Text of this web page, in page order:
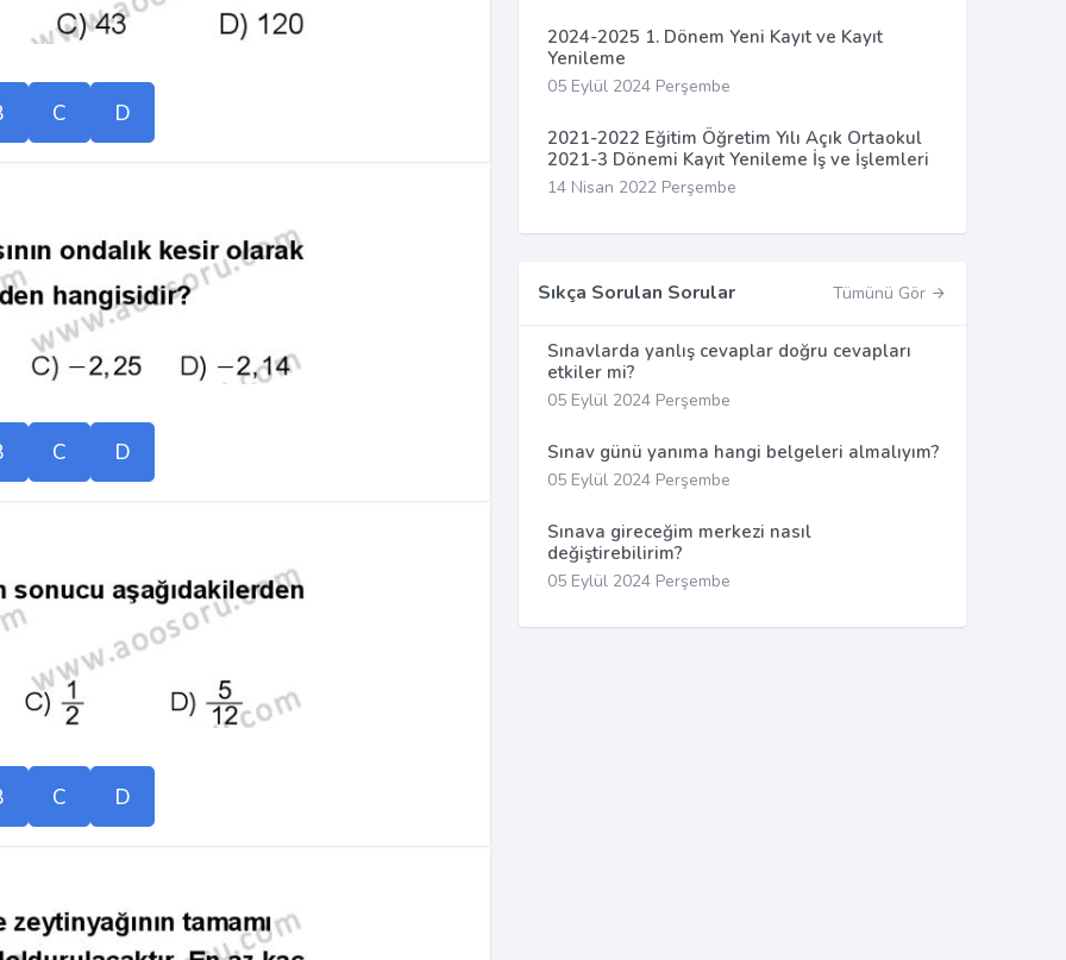
C D
C D
C D
2024-2025 1. Dönem Yeni Kayıt ve Kayıt
Yenileme
05 Eylül 2024 Perşembe
2021-2022 Eğitim Öğretim Yılı Açık Ortaokul
2021-3 Dönemi Kayıt Yenileme İş ve İşlemleri
14 Nisan 2022 Perşembe
Sıkça Sorulan Sorular Tümünü Gör
Sınavlarda yanlış cevaplar doğru cevapları
etkiler mi?
05 Eylül 2024 Perşembe
Sınav günü yanıma hangi belgeleri almalıyım?
05 Eylül 2024 Perşembe
Sınava gireceğim merkezi nasıl
değiştirebilirim?
05 Eylül 2024 Perşembe